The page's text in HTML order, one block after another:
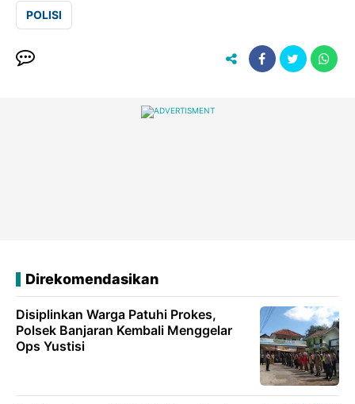
POLISI
Direkomendasikan
Disiplinkan Warga Patuhi Prokes,
Polsek Banjaran Kembali Menggelar
Ops Yustisi